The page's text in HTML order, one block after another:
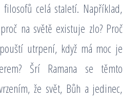
filosofů celá staletí. Například,
na světě existuje zlo? Proč
utrpení, když má moc je
Šrí Ramana se těmto
že svět, Bůh a jedinec,